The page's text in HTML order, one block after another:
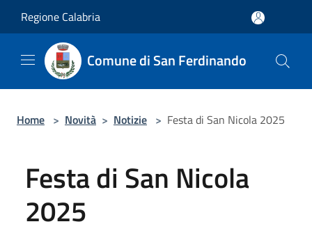
Regione Calabria
Comune di San Ferdinando
Home > Novità > Notizie > Festa di San Nicola 2025
Festa di San Nicola
2025